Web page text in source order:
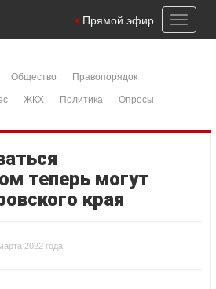
Toggle
Прямой эфир
Общество
Правопорядок
ЖКХ Политика
Опросы
теперь могут
края
2022 года